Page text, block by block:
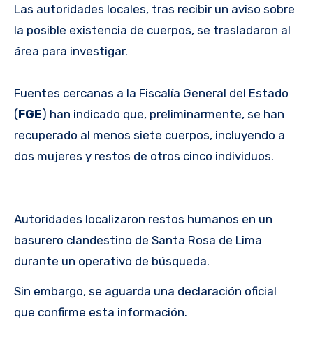
Las autoridades locales, tras recibir un aviso sobre
la posible existencia de cuerpos, se trasladaron al
área para investigar.
Fuentes cercanas a la Fiscalía General del Estado
(FGE) han indicado que, preliminarmente, se han
recuperado al menos siete cuerpos, incluyendo a
dos mujeres y restos de otros cinco individuos.
Autoridades localizaron restos humanos en un
basurero clandestino de Santa Rosa de Lima
durante un operativo de búsqueda.
Sin embargo, se aguarda una declaración oficial
que confirme esta información.